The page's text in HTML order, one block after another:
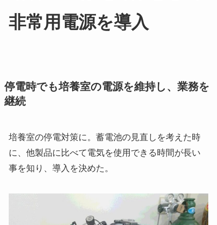
非常用電源を導入
停電時でも培養室の電源を維持し、業務を
継続
培養室の停電対策に。蓄電池の見直しを考えた時
に、他製品に比べて電気を使用できる時間が長い
事を知り、導入を決めた。